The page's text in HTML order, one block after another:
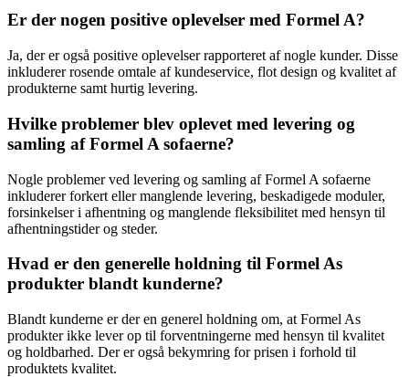
Er der nogen positive oplevelser med Formel A?
Ja, der er også positive oplevelser rapporteret af nogle kunder. Disse
inkluderer rosende omtale af kundeservice, flot design og kvalitet af
produkterne samt hurtig levering.
Hvilke problemer blev oplevet med levering og
samling af Formel A sofaerne?
Nogle problemer ved levering og samling af Formel A sofaerne
inkluderer forkert eller manglende levering, beskadigede moduler,
forsinkelser i afhentning og manglende fleksibilitet med hensyn til
afhentningstider og steder.
Hvad er den generelle holdning til Formel As
produkter blandt kunderne?
Blandt kunderne er der en generel holdning om, at Formel As
produkter ikke lever op til forventningerne med hensyn til kvalitet
og holdbarhed. Der er også bekymring for prisen i forhold til
produktets kvalitet.